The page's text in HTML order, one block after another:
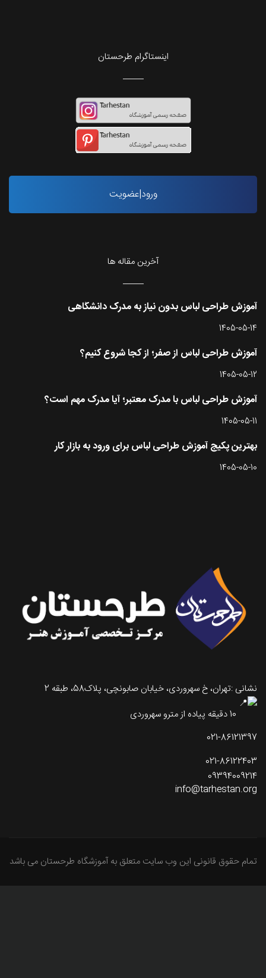
اینستاگرام طرحستان
ورود|عضویت
آخرین مقاله ها
آموزش طراحی لباس بدون نیاز به مدرک دانشگاهی
1405-05-14
آموزش طراحی لباس از صفر؛ از کجا شروع کنیم؟
1405-05-12
آموزش طراحی لباس با مدرک معتبر؛ آیا مدرک مهم است؟
1405-05-11
بهترین پکیج آموزش طراحی لباس برای ورود به بازار کار
1405-05-10
نشانی :تهران، خ سهروردی، خیابان صابونچی، پلاک58، طبقه 2
021-86121397
021-86122403
09394009214
info@tarhestan.org
تمام حقوق قانونی این وب سایت متعلق به آموزشگاه طرحستان می باشد